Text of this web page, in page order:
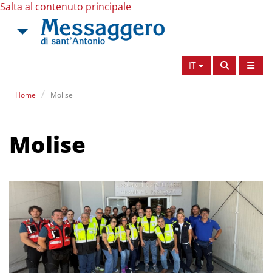
Salta al contenuto principale
IT
Home Molise
Molise